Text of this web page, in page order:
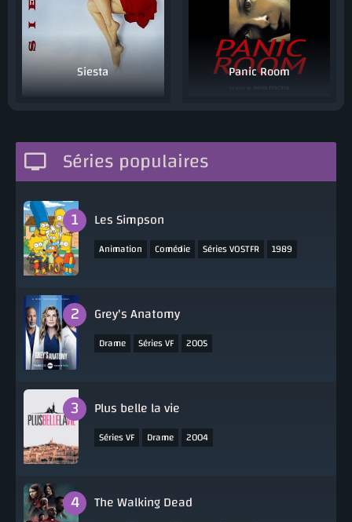
Siesta Panic Room
Séries populaires
Les Simpson
Animation Comédie Séries VOSTFR 1989
Grey's Anatomy
Drame Séries VF 2005
Plus belle la vie
Séries VF Drame 2004
The Walking Dead